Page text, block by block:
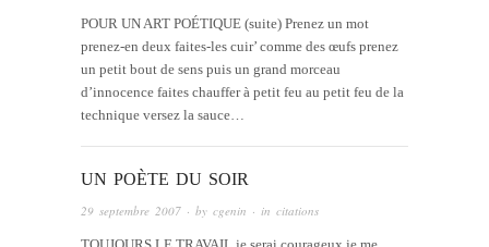
POUR UN ART POÉTIQUE (suite) Prenez un mot
prenez-en deux faites-les cuir’ comme des œufs prenez
un petit bout de sens puis un grand morceau
d’innocence faites chauffer à petit feu au petit feu de la
technique versez la sauce…
UN POÈTE DU SOIR
29 septembre 2007 · by cgenin · in citations